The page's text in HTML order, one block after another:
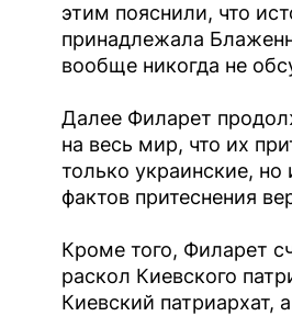
этим пояснили, что
принадлежала
вообще никогда не
Далее Филарет
на весь мир, что их
только украинские, но
фактов притеснения
Кроме того, Филарет
раскол Киевского
Киевский патриархат,